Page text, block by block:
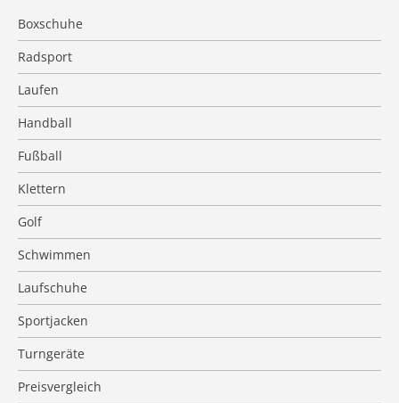
Boxschuhe
Radsport
Laufen
Handball
Fußball
Klettern
Golf
Schwimmen
Laufschuhe
Sportjacken
Turngeräte
Preisvergleich